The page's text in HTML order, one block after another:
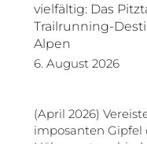
vielfältig: Das
Trailrunning-
Alpen
6. August 2026
(April 2026)
imposanten